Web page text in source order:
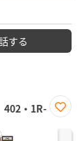
する
402・1R-
に入